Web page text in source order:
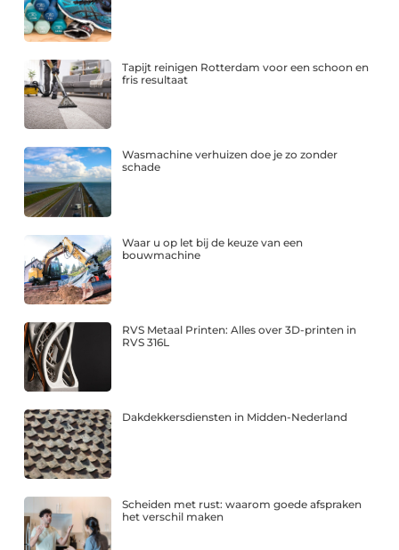
Tapijt reinigen Rotterdam voor een schoon en
fris resultaat
Wasmachine verhuizen doe je zo zonder
schade
Waar u op let bij de keuze van een
bouwmachine
RVS Metaal Printen: Alles over 3D-printen in
RVS 316L
Dakdekkersdiensten in Midden-Nederland
Scheiden met rust: waarom goede afspraken
het verschil maken